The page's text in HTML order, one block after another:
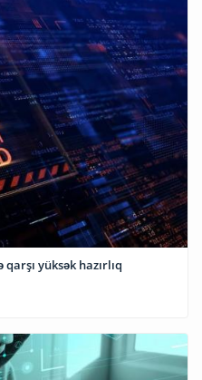
yüksək hazırlıq